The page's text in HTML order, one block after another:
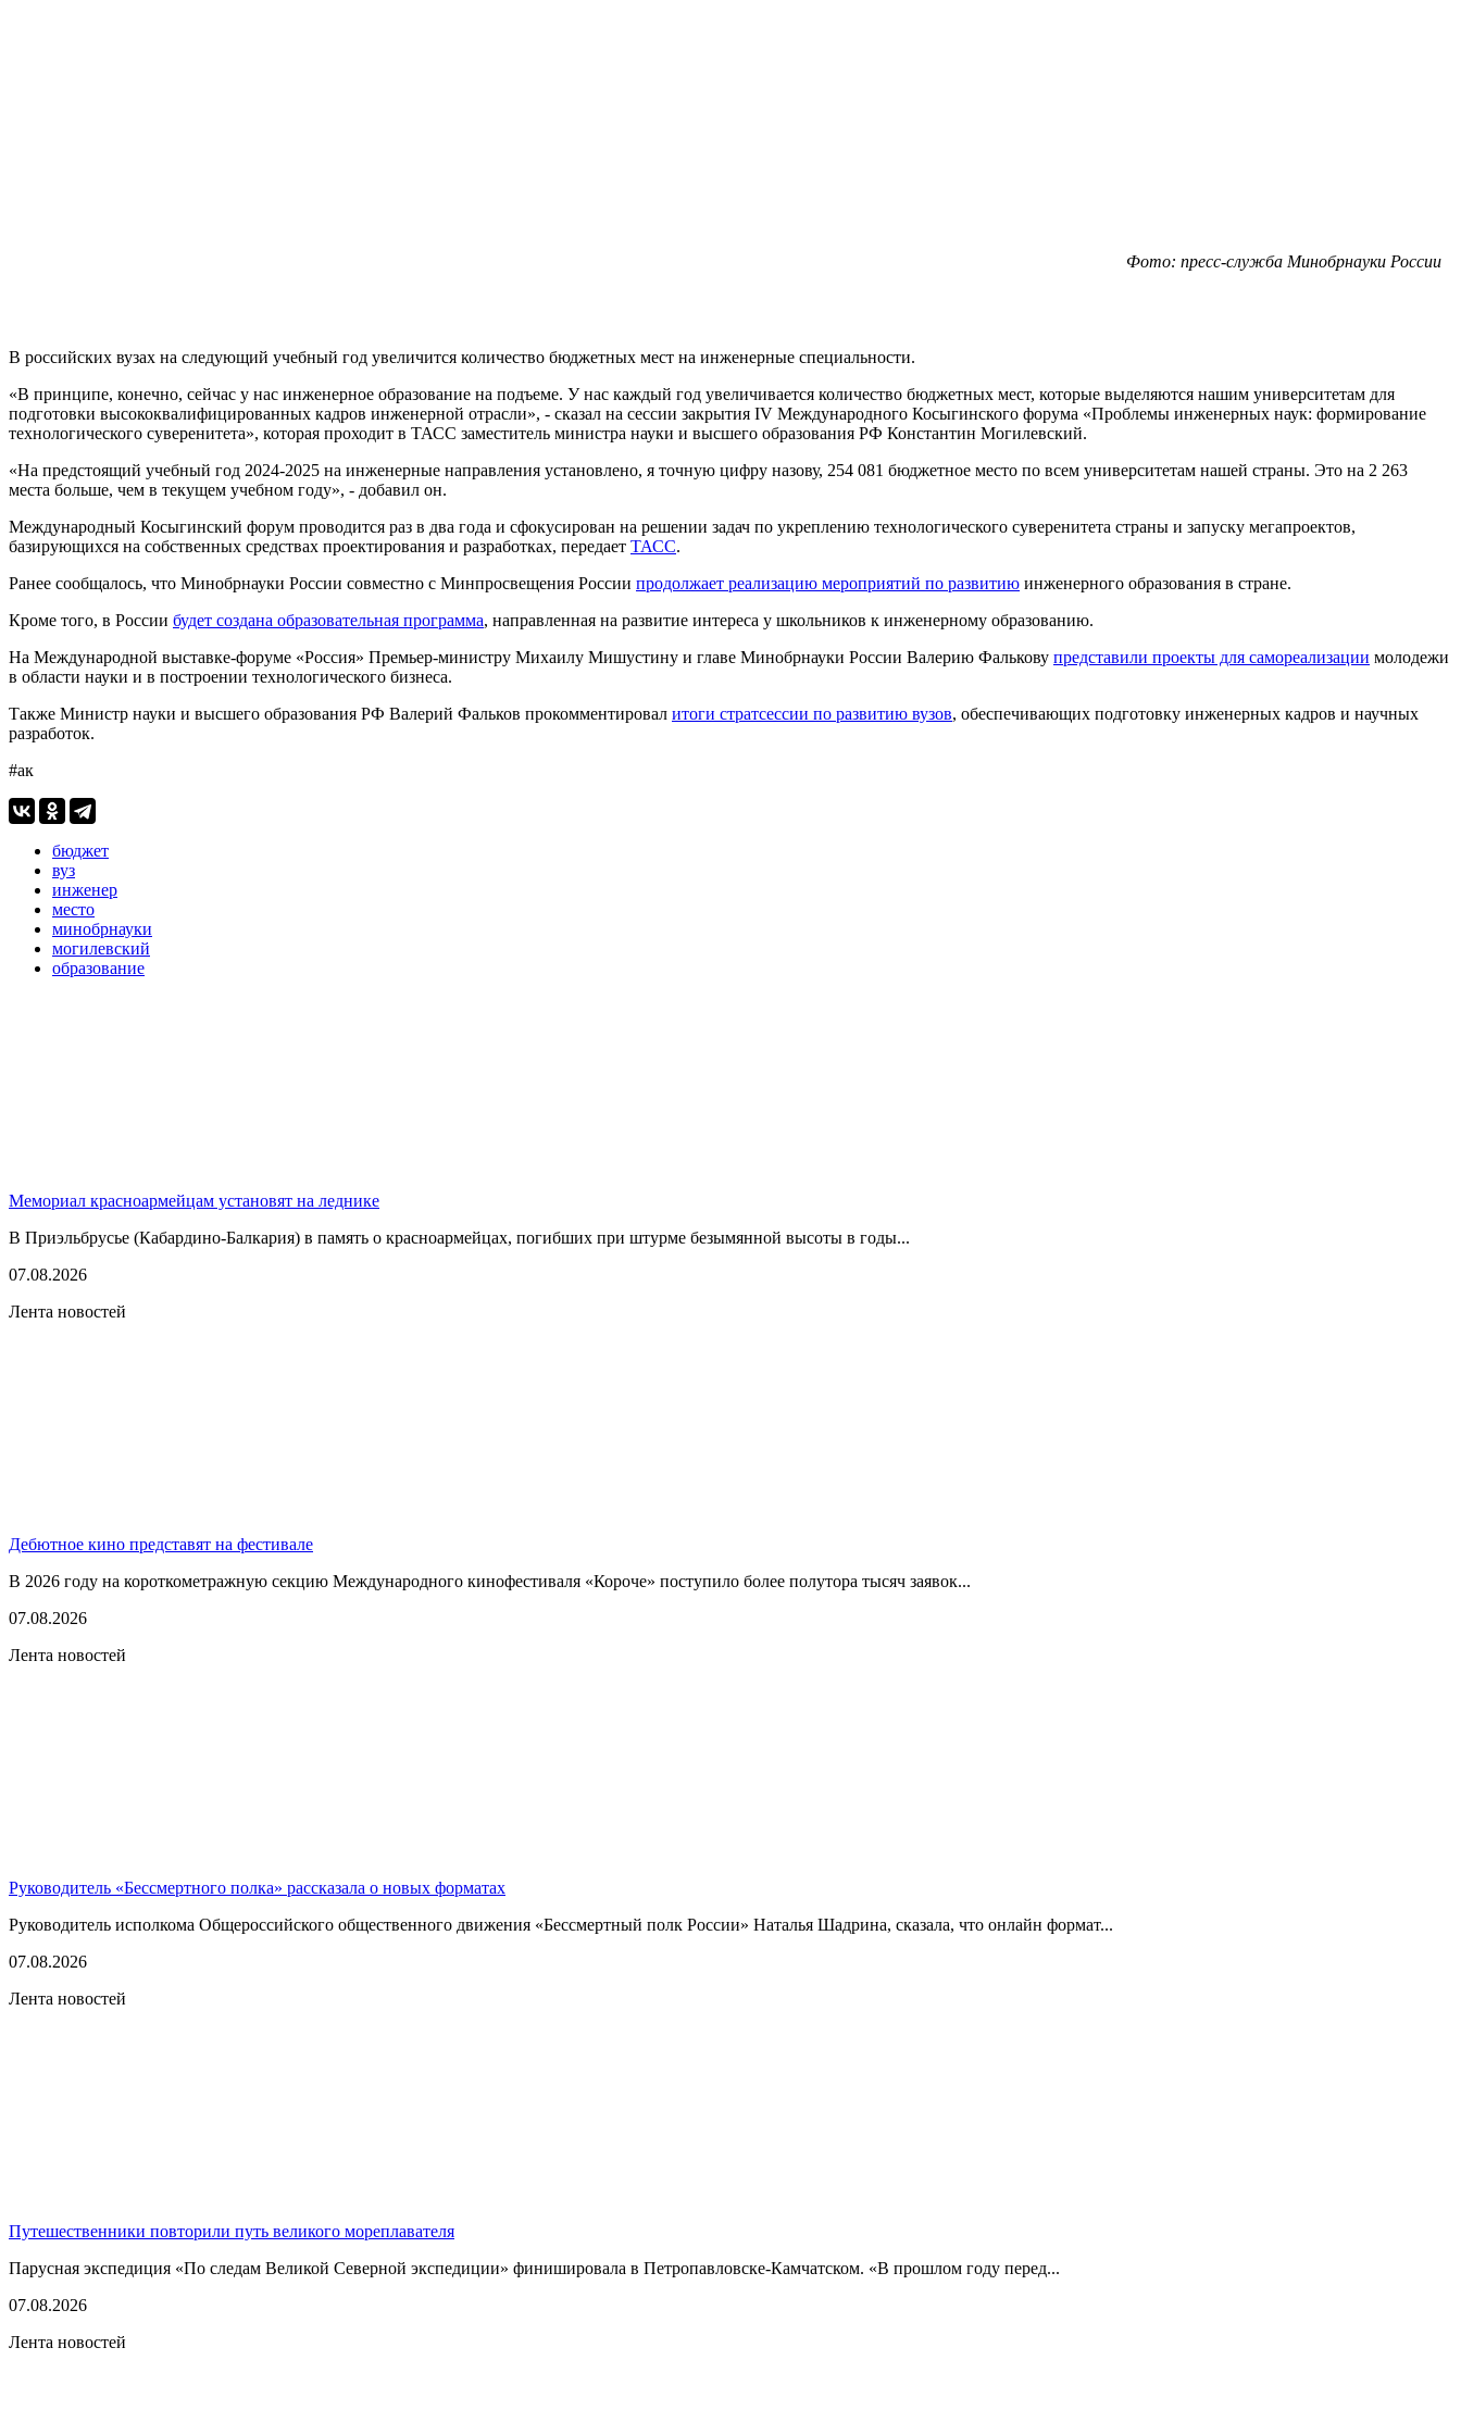
Фото: пресс-служба Минобрнауки России
В российских вузах на следующий учебный год увеличится количество бюджетных мест на инженерные специальности.
«В принципе, конечно, сейчас у нас инженерное образование на подъеме. У нас каждый год увеличивается количество бюджетных мест, которые выделяются нашим университетам для
подготовки высококвалифицированных кадров инженерной отрасли», - сказал на сессии закрытия IV Международного Косыгинского форума «Проблемы инженерных наук: формирование
технологического суверенитета», которая проходит в ТАСС заместитель министра науки и высшего образования РФ Константин Могилевский.
«На предстоящий учебный год 2024-2025 на инженерные направления установлено, я точную цифру назову, 254 081 бюджетное место по всем университетам нашей страны. Это на 2 263
места больше, чем в текущем учебном году», - добавил он.
Международный Косыгинский форум проводится раз в два года и сфокусирован на решении задач по укреплению технологического суверенитета страны и запуску мегапроектов,
базирующихся на собственных средствах проектирования и разработках, передает ТАСС.
Ранее сообщалось, что Минобрнауки России совместно с Минпросвещения России продолжает реализацию мероприятий по развитию инженерного образования в стране.
Кроме того, в России будет создана образовательная программа, направленная на развитие интереса у школьников к инженерному образованию.
На Международной выставке-форуме «Россия» Премьер-министру Михаилу Мишустину и главе Минобрнауки России Валерию Фалькову представили проекты для самореализации молодежи
в области науки и в построении технологического бизнеса.
Также Министр науки и высшего образования РФ Валерий Фальков прокомментировал итоги стратсессии по развитию вузов, обеспечивающих подготовку инженерных кадров и научных
разработок.
#ак
бюджет
вуз
инженер
место
минобрнауки
могилевский
образование
Мемориал красноармейцам установят на леднике
В Приэльбрусье (Кабардино-Балкария) в память о красноармейцах, погибших при штурме безымянной высоты в годы...
07.08.2026
Лента новостей
Дебютное кино представят на фестивале
В 2026 году на короткометражную секцию Международного кинофестиваля «Короче» поступило более полутора тысяч заявок...
07.08.2026
Лента новостей
Руководитель «Бессмертного полка» рассказала о новых форматах
Руководитель исполкома Общероссийского общественного движения «Бессмертный полк России» Наталья Шадрина, сказала, что онлайн формат...
07.08.2026
Лента новостей
Путешественники повторили путь великого мореплавателя
Парусная экспедиция «По следам Великой Северной экспедиции» финишировала в Петропавловске-Камчатском. «В прошлом году перед...
07.08.2026
Лента новостей